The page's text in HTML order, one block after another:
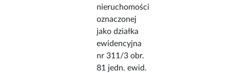
nieruchomości
oznaczonej
jako działka
ewidencyjna
nr 311/3 obr.
81 jedn. ewid.